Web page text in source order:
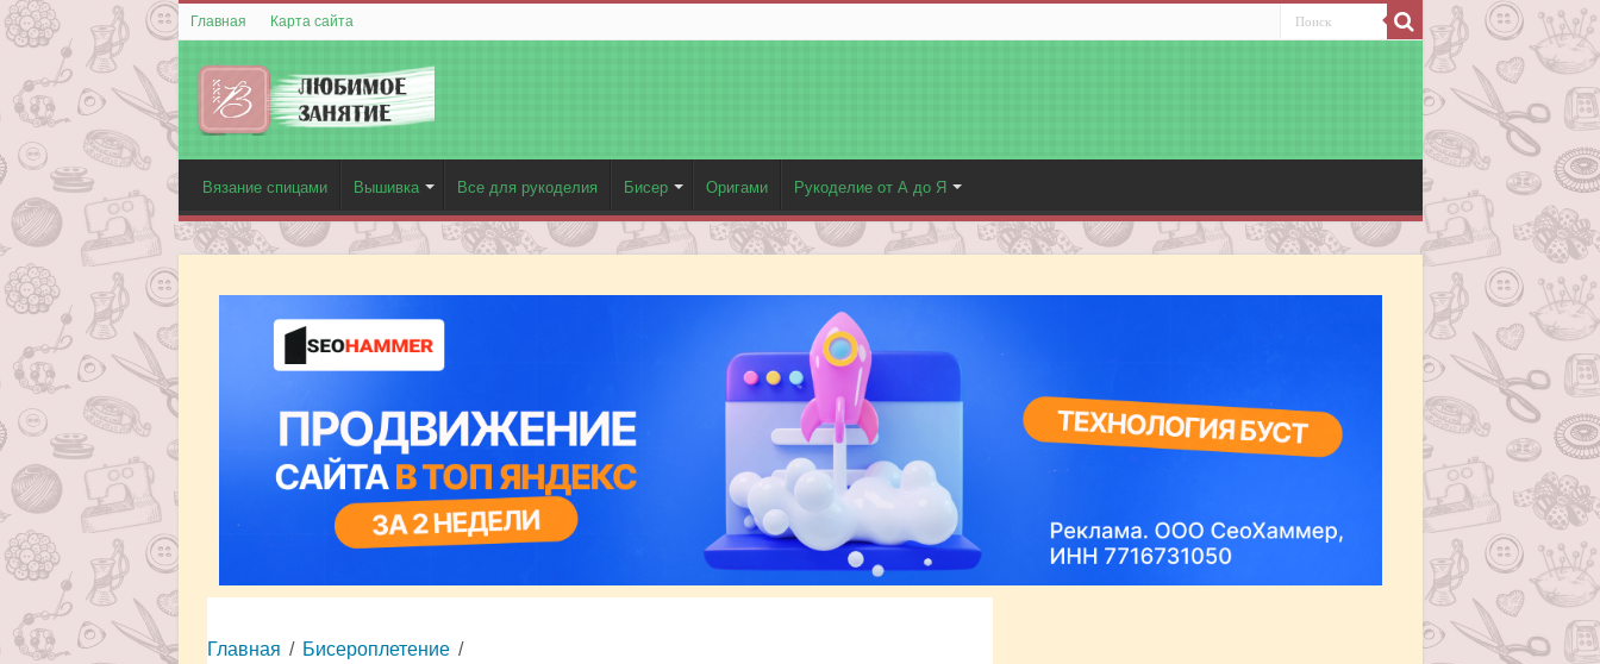
Главная Карта сайта
Вязание спицами Вышивка Все для рукоделия Бисер Оригами Рукоделие от А до Я
Главная / Бисероплетение /